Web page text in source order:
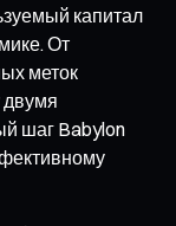
капитал
От
меток
двумя
шаг Babylon